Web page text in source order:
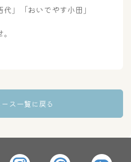
」「おいでやす小田」
ス一覧に戻る